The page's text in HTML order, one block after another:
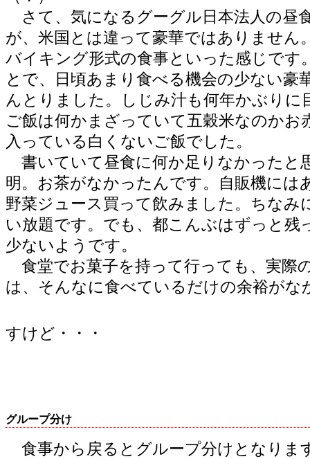
さて、気になるグーグル日本法人の昼
が、米国とは違って豪華ではありません
バイキング形式の食事といった感じです
とで、日頃あまり食べる機会の少ない豪
んとりました。しじみ汁も何年かぶりに
ご飯は何かまざっていて五穀米なのかお
入っている白くないご飯でした。
書いていて昼食に何か足りなかったと
明。お茶がなかったんです。自販機には
野菜ジュース買って飲みました。ちなみ
い放題です。でも、都こんぶはずっと残
少ないようです。
食堂でお菓子を持って行っても、実際
は、そんなに食べているだけの余裕がな
すけど・・・
グループ分け
食事から戻るとグループ分けとなりま